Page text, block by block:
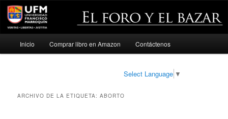
Ir
Ir
Inicio Comprar libro en Amazon Contáctenos
Select Language ▼
ARCHIVO DE LA ETIQUETA:ABORTO